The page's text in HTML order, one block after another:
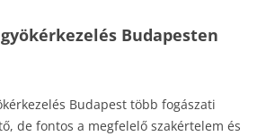
Budapesten
Budapest több fogászati
de fontos a megfelelő szakértelem és